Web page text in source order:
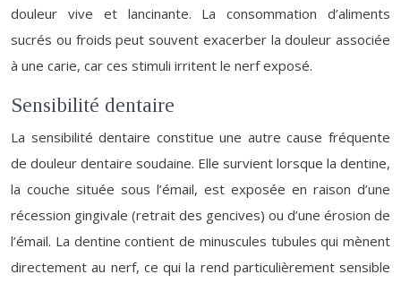
douleur vive et lancinante. La consommation d’aliments
sucrés ou froids peut souvent exacerber la douleur associée
à une carie, car ces stimuli irritent le nerf exposé.
Sensibilité dentaire
La sensibilité dentaire constitue une autre cause fréquente
de douleur dentaire soudaine. Elle survient lorsque la dentine,
la couche située sous l’émail, est exposée en raison d’une
récession gingivale (retrait des gencives) ou d’une érosion de
l’émail. La dentine contient de minuscules tubules qui mènent
directement au nerf, ce qui la rend particulièrement sensible